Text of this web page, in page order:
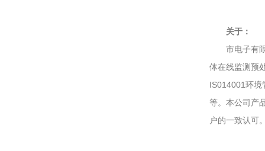
关于：
市电子有限
体在线监测预
IS014001环境
等。本公司产
户的一致认可